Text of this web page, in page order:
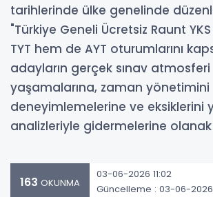
tarihlerinde ülke genelinde
"Türkiye Geneli Ücretsiz Raunt
TYT hem de AYT oturumlarını
adayların gerçek sınav atmosferi
yaşamalarına, zaman yönetimini
deneyimlemelerine ve eksiklerini
analizleriyle gidermelerine olanak
163 OKUNMA
03-06-2026 11:02
Güncelleme : 03-06-2026